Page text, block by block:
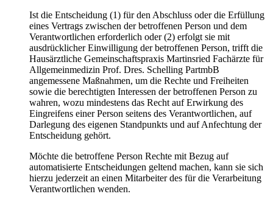
Ist die Entscheidung (1) für den Abschluss oder die Erfüllung
eines Vertrags zwischen der betroffenen Person und dem
Verantwortlichen erforderlich oder (2) erfolgt sie mit
ausdrücklicher Einwilligung der betroffenen Person, trifft die
Hausärztliche Gemeinschaftspraxis Martinsried Fachärzte für
Allgemeinmedizin Prof. Dres. Schelling PartmbB
angemessene Maßnahmen, um die Rechte und Freiheiten
sowie die berechtigten Interessen der betroffenen Person zu
wahren, wozu mindestens das Recht auf Erwirkung des
Eingreifens einer Person seitens des Verantwortlichen, auf
Darlegung des eigenen Standpunkts und auf Anfechtung der
Entscheidung gehört.
Möchte die betroffene Person Rechte mit Bezug auf
automatisierte Entscheidungen geltend machen, kann sie sich
hierzu jederzeit an einen Mitarbeiter des für die Verarbeitung
Verantwortlichen wenden.